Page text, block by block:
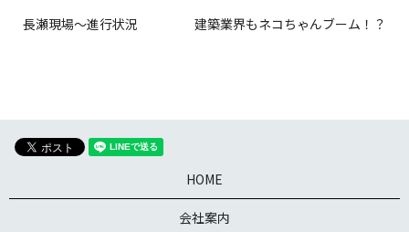
長瀬現場～進行状況 建築業界もネコちゃんブーム！？
HOME
会社案内